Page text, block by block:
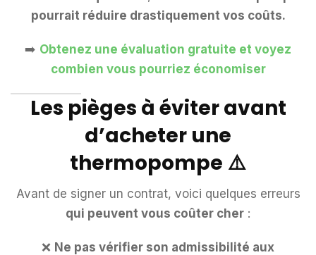
pourrait réduire drastiquement vos coûts.
➡️ Obtenez une évaluation gratuite et voyez
combien vous pourriez économiser
Les pièges à éviter avant
d’acheter une
thermopompe ⚠️
Avant de signer un contrat, voici quelques erreurs
qui peuvent vous coûter cher :
❌ Ne pas vérifier son admissibilité aux